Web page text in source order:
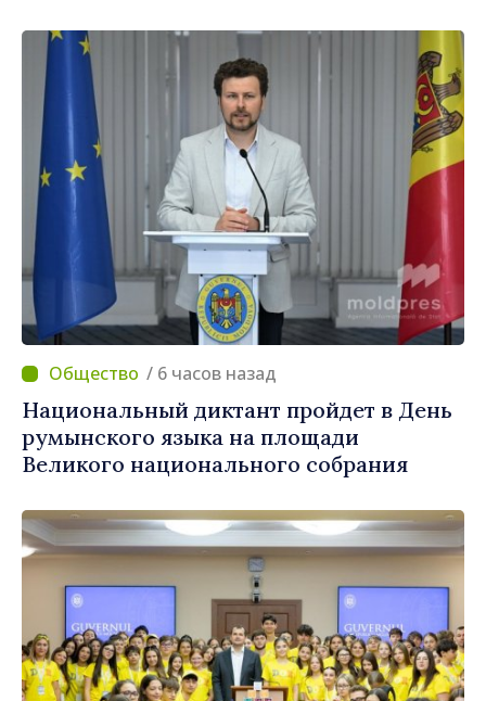
/ 6 часов назад
Национальный диктант пройдет в День
румынского языка на площади
Великого национального собрания